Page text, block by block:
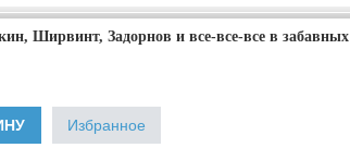
Ширвинт, Задорнов и все-все-все в забавных
Избранное